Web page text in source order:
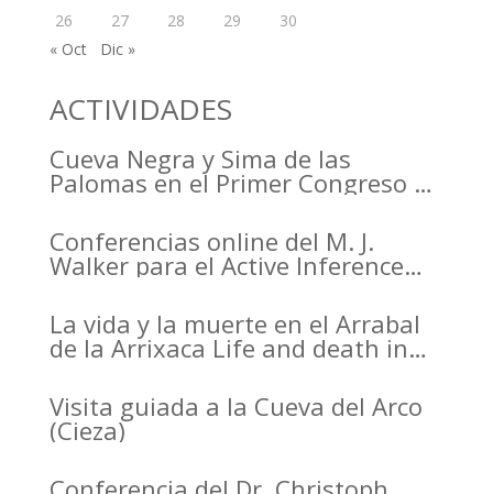
26
27 28 29
30
« Oct
Dic »
ACTIVIDADES
Cueva Negra y Sima de las
Palomas en el Primer Congreso de
Murcia organizado por el CDL
Conferencias online del M. J.
Walker para el Active Inference
La vida y la muerte en el Arrabal
de la Arrixaca Life and death in
Visita guiada a la Cueva del Arco
(Cieza)